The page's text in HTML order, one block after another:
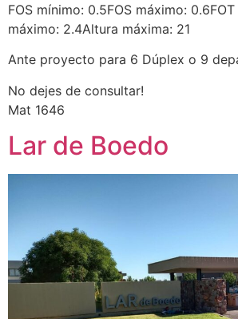
FOS mínimo: 0.5FOS máximo:
máximo: 2.4Altura máxima: 21
Ante proyecto para 6 Dúplex o 9
No dejes de consultar!
Mat 1646
Lar de Boedo